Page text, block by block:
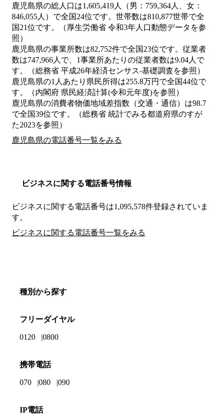
鹿児島県の総人口は1,605,419人（男：759,364人、女：
846,055人）で全国24位です。世帯数は810,877世帯で全
国21位です。（厚生労働省 令和3年人口動態データを参
照）
鹿児島県の事業所数は82,752件で全国23位です。従業者
数は747,966人で、1事業所あたりの従業者数は9.04人で
す。（総務省 平成26年経済センサス‐基礎調査を参照）
鹿児島県の1人あたり県民所得は255.8万円で全国44位で
す。（内閣府 県民経済計算(令和元年度)を参照）
鹿児島県の消費者物価地域差指数（交通・通信）は98.7
で全国39位です。（総務省 統計でみる都道府県のすが
た2023を参照）
鹿児島県の電話番号一覧をみる
ビジネスに関する電話番号情報
ビジネスに関する電話番号は1,095,578件登録されていま
す。
ビジネスに関する電話番号一覧をみる
種別から探す
フリーダイヤル
0120 0800
携帯電話
070 080 090
IP電話